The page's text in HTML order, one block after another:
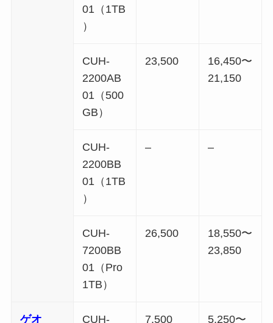
01（1TB
）
CUH-
2200AB
01（500
GB）
23,500
16,450〜
21,150
CUH-
2200BB
01（1TB
）
– –
CUH-
7200BB
01（Pro
1TB）
26,500
18,550〜
23,850
ゲオ CUH- 7,500 5,250〜